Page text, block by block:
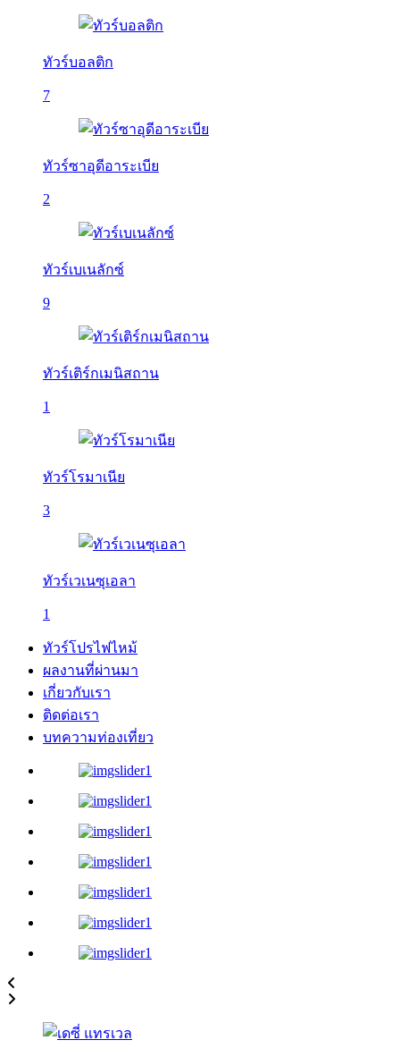
ทัวร์บอลติก
7
ทัวร์ซาอุดีอาระเบีย
2
ทัวร์เบเนลักซ์
9
ทัวร์เติร์กเมนิสถาน
1
ทัวร์โรมาเนีย
3
ทัวร์เวเนซุเอลา
1
ทัวร์โปรไฟไหม้
ผลงานที่ผ่านมา
เกี่ยวกับเรา
ติดต่อเรา
บทความท่องเที่ยว